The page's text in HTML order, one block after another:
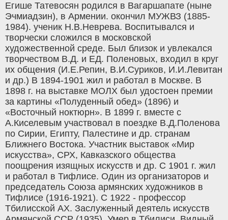
Егише Татевосян родился в Вагаршапате (ныне
Эчмиадзин), в Армении. окончил МУЖВЗ (1885-
1984). ученик Н.В.Неврева. Воспитывался и
творчески сложился в московской
художественной среде. Был близок и увлекался
творчеством В.Д. и ЕД. Поленовых, входил в круг
их общения (И.Е.Репин, В.И.Суриков, И.И.Левитан
и др.) В 1894-1901 жил и работал в Москве. В
1898 г. на выставке МОЛХ был удостоен премии
за картины «Полуденный обед» (1896) и
«Восточный ноктюрн». В 1899 г. вместе с
А.Киселевым участвовал в поездке В.Д.Поленова
по Сирии, Египту, Палестине и др. странам
Ближнего Востока. Участник выставок «Мир
искусства», СРХ, Кавказского общества
поощрения изящных искусств и др. С 1901 г. жил
и работал в Тифлисе. Один из организаторов и
председатель Союза армянских художников в
Тифлисе (1916-1921). С 1922 - профессор
Тбилисской АХ. Заслуженный деятель искусств